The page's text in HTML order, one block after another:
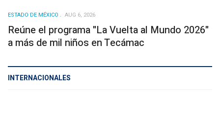
ESTADO DE MÉXICO AUG 6, 2026
Reúne el programa "La Vuelta al Mundo 2026"
a más de mil niños en Tecámac
INTERNACIONALES